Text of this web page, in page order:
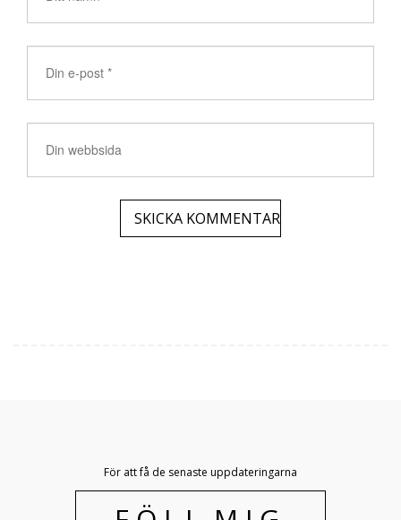
För att få de senaste uppdateringarna